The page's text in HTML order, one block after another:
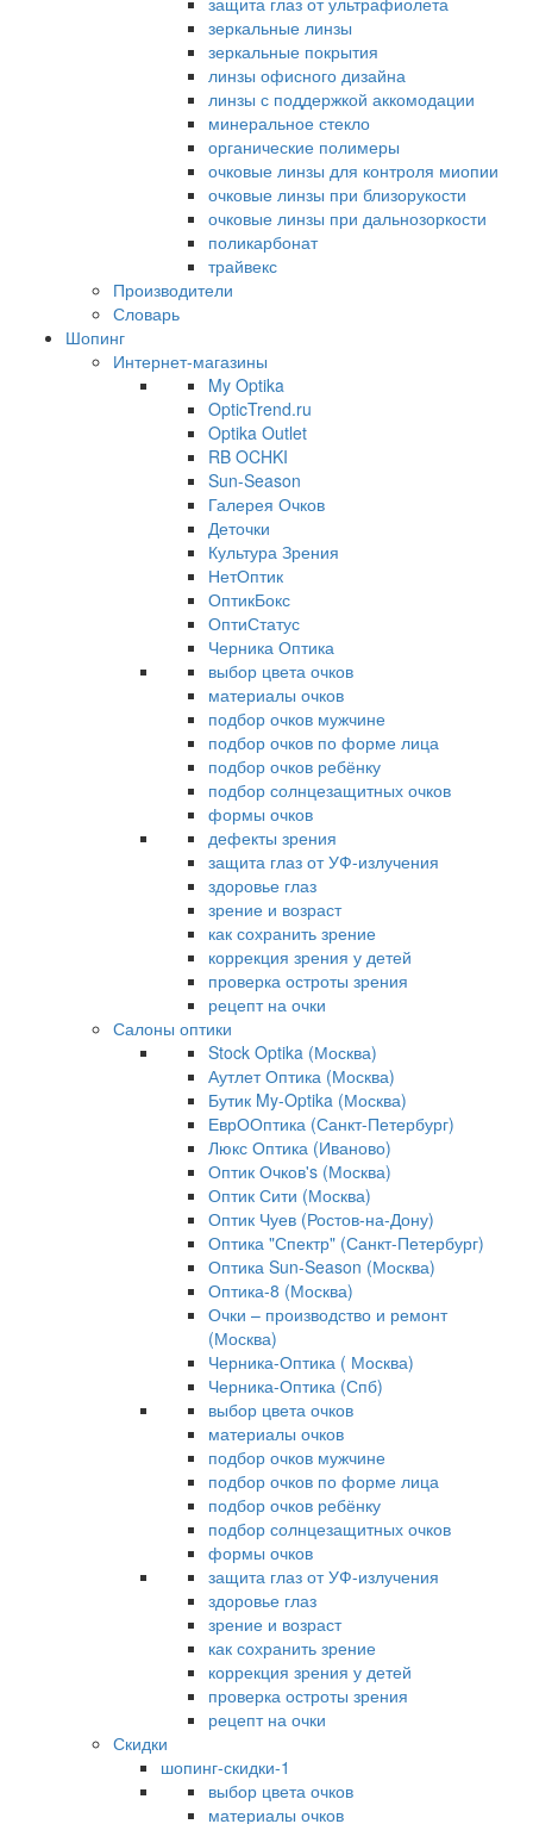
зеркальные линзы
зеркальные покрытия
линзы офисного дизайна
линзы с поддержкой аккомодации
минеральное стекло
органические полимеры
очковые линзы для контроля миопии
очковые линзы при близорукости
очковые линзы при дальнозоркости
поликарбонат
трайвекс
Производители
Словарь
Шопинг
Интернет-магазины
My Optika
OpticTrend.ru
Optika Outlet
RB OCHKI
Sun-Season
Галерея Очков
Деточки
Культура Зрения
НетОптик
ОптикБокс
ОптиСтатус
Черника Оптика
выбор цвета очков
материалы очков
подбор очков мужчине
подбор очков по форме лица
подбор очков ребёнку
подбор солнцезащитных очков
формы очков
дефекты зрения
защита глаз от УФ-излучения
здоровье глаз
зрение и возраст
как сохранить зрение
коррекция зрения у детей
проверка остроты зрения
рецепт на очки
Салоны оптики
Stock Optika (Москва)
Аутлет Оптика (Москва)
Бутик My-Optika (Москва)
ЕврООптика (Санкт-Петербург)
Люкс Оптика (Иваново)
Оптик Очков's (Москва)
Оптик Сити (Москва)
Оптик Чуев (Ростов-на-Дону)
Оптика "Спектр" (Санкт-Петербург)
Оптика Sun-Season (Москва)
Оптика-8 (Москва)
Очки – производство и ремонт
(Москва)
Черника-Оптика ( Москва)
Черника-Оптика (Спб)
выбор цвета очков
материалы очков
подбор очков мужчине
подбор очков по форме лица
подбор очков ребёнку
подбор солнцезащитных очков
формы очков
защита глаз от УФ-излучения
здоровье глаз
зрение и возраст
как сохранить зрение
коррекция зрения у детей
проверка остроты зрения
рецепт на очки
Скидки
шопинг-скидки-1
выбор цвета очков
материалы очков